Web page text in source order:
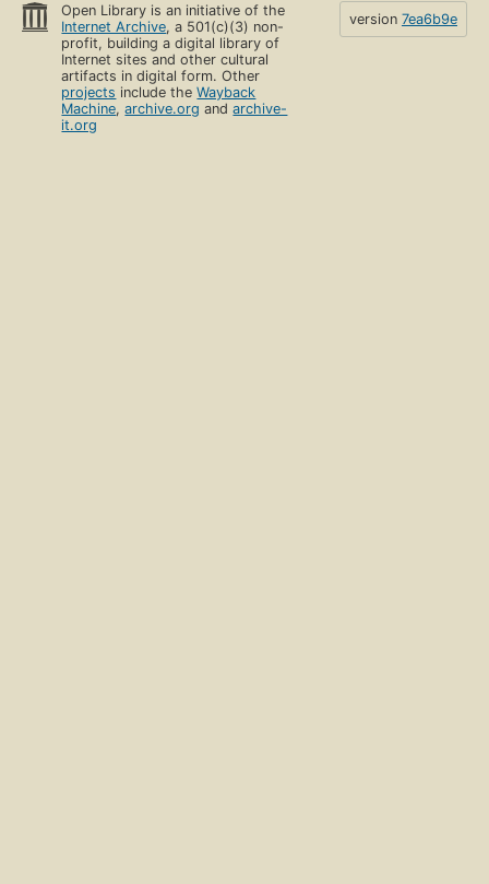
Open Library is an initiative of the
Internet Archive, a 501(c)(3) non-
profit, building a digital library of
Internet sites and other cultural
artifacts in digital form. Other
projects include theWayback
Machine,archive.org andarchive-
it.org
version 7ea6b9e